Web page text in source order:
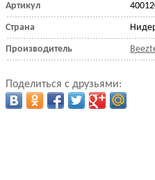
Артикул
Страна
Производитель
Поделиться с друзьями: